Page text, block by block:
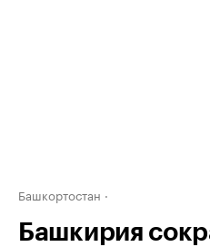
Башкортостан
Башкирия